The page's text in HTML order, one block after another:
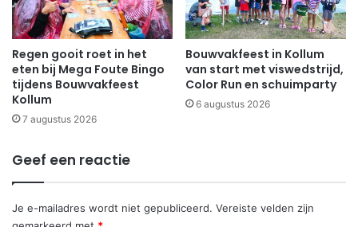
Regen gooit roet in het
eten bij Mega Foute Bingo
tijdens Bouwvakfeest
Kollum
7 augustus 2026
Bouwvakfeest in Kollum
van start met viswedstrijd,
Color Run en schuimparty
6 augustus 2026
Geef een reactie
Je e-mailadres wordt niet gepubliceerd. Vereiste velden zijn